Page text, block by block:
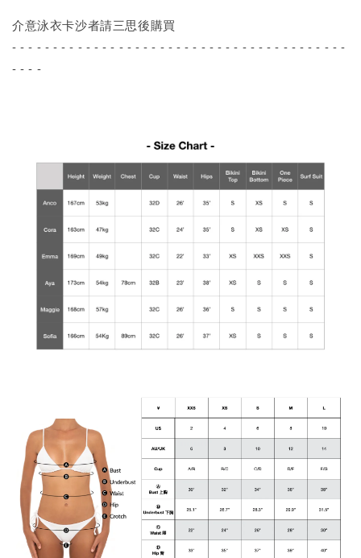
介意泳衣卡沙者請三思後購買
- - - - - - - - - - - - - - - - - - - - - - - - - - - - - - - - - - - - - - - - -
- - - -